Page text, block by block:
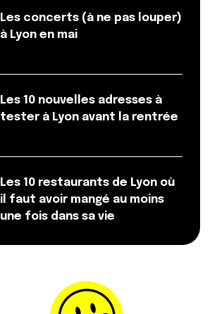
Les concerts (à ne pas louper)
à Lyon en mai
Les 10 nouvelles adresses à
tester à Lyon avant la rentrée
Les 10 restaurants de Lyon où
il faut avoir mangé au moins
une fois dans sa vie